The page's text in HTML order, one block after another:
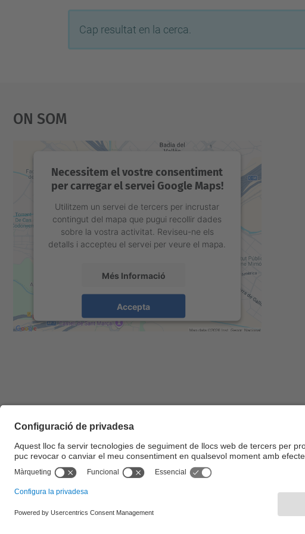
Cap resultat en la cerca.
On Som
Necessitem el vostre consentiment
per carregar el servei Google Maps!
Utilitzem un servei de tercers per incrustar
contingut del mapa que pugui recollir dades
sobre la vostra activitat. Reviseu-ne els
detalls i accepteu el servei per veure el mapa.
Més Informació
Accepta
powered byUsercentrics Consent
Escola d'Enginyeria de Barcelona Est. EEBE